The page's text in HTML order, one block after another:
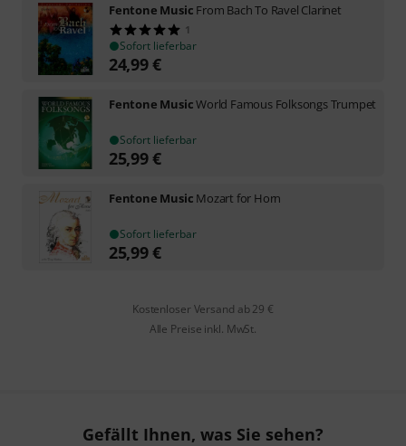
Fentone Music From Bach To Ravel Clarinet
1
Sofort lieferbar
24,99€
Fentone MusicWorld Famous Folksongs Trumpet
Sofort lieferbar
25,99€
Fentone Music Mozart for Horn
Sofort lieferbar
25,99€
Kostenloser Versand ab 29 €
Alle Preise inkl. MwSt.
Gefällt Ihnen, was Sie sehen?